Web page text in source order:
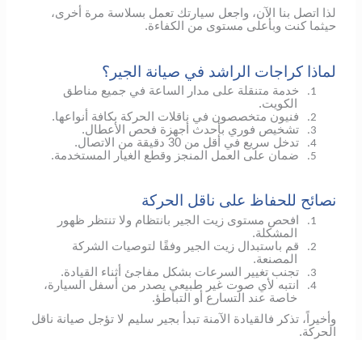
لذا اتصل بنا الآن، واجعل سيارتك تعمل بسلاسة مرة أخرى،
حيثما كنت وبأعلى مستوى من الكفاءة.
لماذا كراجات الراشد في صيانة الجير؟
1.
خدمة متنقلة على مدار الساعة في جميع مناطق
الكويت.
2. فنيون متخصصون في ناقلات الحركة بكافة أنواعها.
3. تشخيص فوري بأحدث أجهزة فحص الأعطال.
4. تدخل سريع في أقل من 30 دقيقة من الاتصال.
5. ضمان على العمل المنجز وقطع الغيار المستخدمة.
نصائح للحفاظ على ناقل الحركة
1.
افحص مستوى زيت الجير بانتظام ولا تنتظر ظهور
المشكلة.
2.
قم باستبدال زيت الجير وفقًا لتوصيات الشركة
المصنعة.
3. تجنب تغيير السرعات بشكل مفاجئ أثناء القيادة.
4.
انتبه لأي صوت غير طبيعي يصدر من أسفل السيارة،
خاصة عند التسارع أو التباطؤ.
وأخيراً، تذكر فالقيادة الآمنة تبدأ بجير سليم لا تؤجل صيانة ناقل
الحركة.